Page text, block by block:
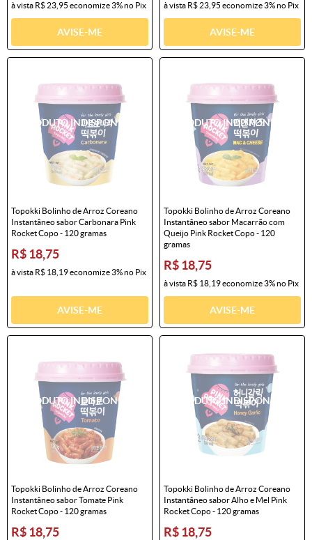
à vista R$ 23,95 economize3%no Pix
AVISE-ME
à vista R$ 23,95 economize3%no Pix
AVISE-ME
Topokki Bolinho de Arroz Coreano
Instantâneo sabor Carbonara Pink
Rocket Copo - 120 gramas
R$ 18,75
à vista R$ 18,19economize3%no Pix
AVISE-ME
Topokki Bolinho de Arroz Coreano
Instantâneo sabor Macarrão com
Queijo Pink Rocket Copo - 120
gramas
R$ 18,75
à vista R$ 18,19economize3%no Pix
AVISE-ME
Topokki Bolinho de Arroz Coreano
Instantâneo sabor Tomate Pink
Rocket Copo - 120 gramas
R$ 18,75
Topokki Bolinho de Arroz Coreano
Instantâneo sabor Alho e Mel Pink
Rocket Copo - 120 gramas
R$ 18,75